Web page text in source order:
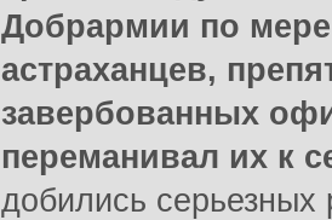
Добрармии по
астраханцев,
завербованных
переманивал их к
добились серьезных